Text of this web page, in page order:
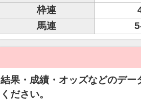
枠連
馬連
結果・成績・オッズなどのデ
ください。